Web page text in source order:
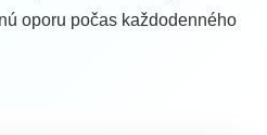
oporu počas každodenného